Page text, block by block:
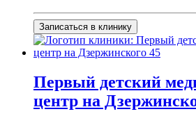
Записаться в клинику
Первый детский
центр на